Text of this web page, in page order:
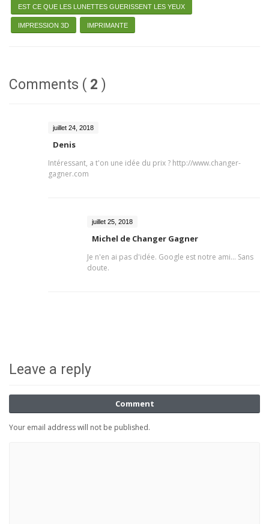
EST CE QUE LES LUNETTES GUERISSENT LES YEUX
IMPRESSION 3D IMPRIMANTE
Comments ( 2 )
juillet 24, 2018
Denis
Intéressant, a t'on une idée du prix ? http://www.changer-
gagner.com
juillet 25, 2018
Michel de Changer Gagner
Je n'en ai pas d'idée. Google est notre ami... Sans
doute.
Leave a reply
Comment
Your email address will not be published.